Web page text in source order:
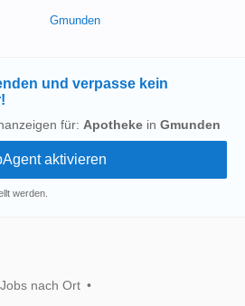
Gmunden
und verpasse kein
für: Apotheke in Gmunden
werden.
Jobs nach Ort